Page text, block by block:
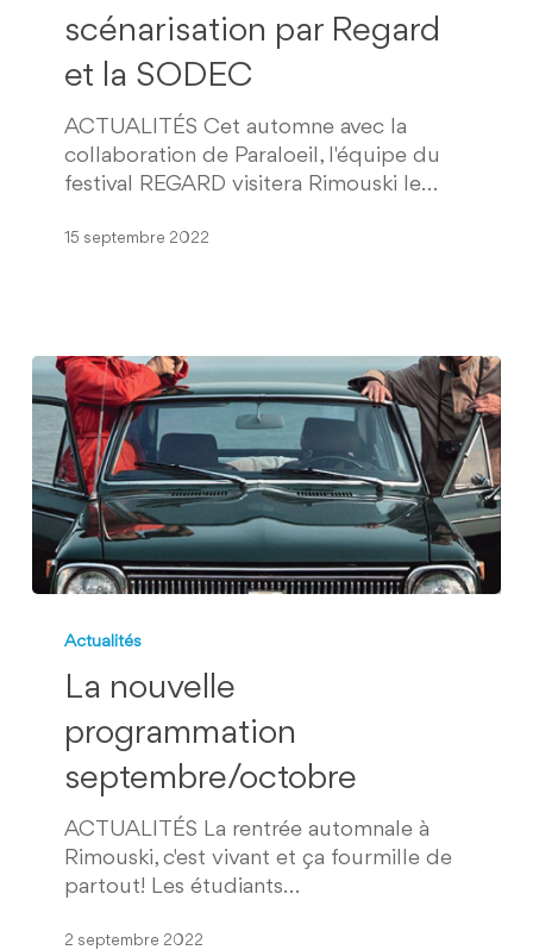
scénarisation
Regard
SODEC
scénarisation par Regard
et la SODEC
ACTUALITÉS Cet automne avec la
collaboration de Paraloeil, l'équipe du
festival REGARD visitera Rimouski le…
15 septembre 2022
nouvelle
septembre/octobre
Actualités
La nouvelle
programmation
septembre/octobre
ACTUALITÉS La rentrée automnale à
Rimouski, c'est vivant et ça fourmille de
partout! Les étudiants…
2 septembre 2022